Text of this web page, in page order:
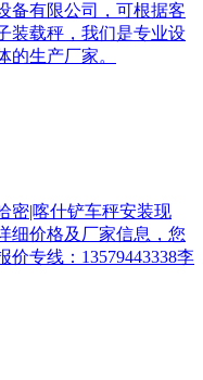
有限公司，可根据客
装载秤，我们是专业设
的生产厂家。
密|喀什铲车秤安装现
细价格及厂家信息，您
专线：13579443338李